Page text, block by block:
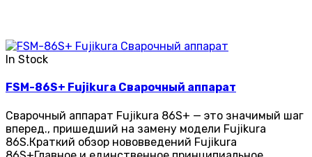
In Stock
FSM-86S+ Fujikura Сварочный аппарат
Сварочный аппарат Fujikura 86S+ — это значимый шаг
вперед., пришедший на замену модели Fujikura
86S.Краткий обзор нововведений Fujikura